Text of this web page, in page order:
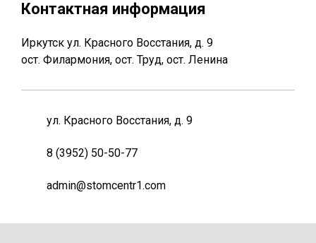
Контактная информация
Иркутск ул. Красного Восстания, д. 9
ост. Филармония, ост. Труд, ост. Ленина
ул. Красного Восстания, д. 9
8 (3952) 50-50-77
admin@stomcentr1.com